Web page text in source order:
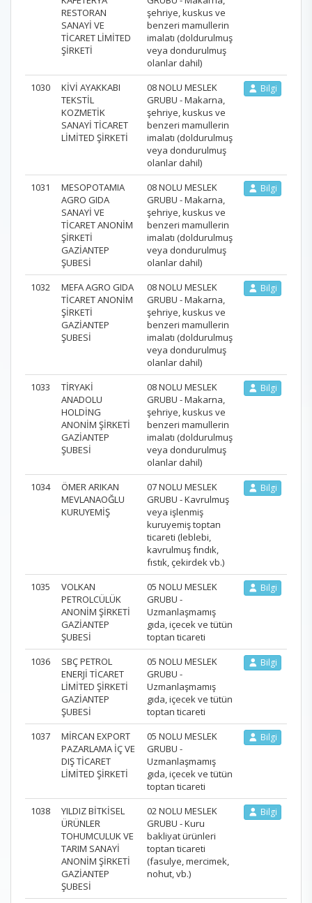
RESTORAN
SANAYİ VE
TİCARET LİMİTED
ŞİRKETİ
şehriye, kuskus ve
benzeri mamullerin
imalatı (doldurulmuş
veya dondurulmuş
olanlar dahil)
1030
KİVİ AYAKKABI
TEKSTİL
KOZMETİK
SANAYİ TİCARET
LİMİTED ŞİRKETİ
08 NOLU MESLEK
GRUBU - Makarna,
şehriye, kuskus ve
benzeri mamullerin
imalatı (doldurulmuş
veya dondurulmuş
olanlar dahil)
Bilgi
1031
MESOPOTAMIA
AGRO GIDA
SANAYİ VE
TİCARET ANONİM
ŞİRKETİ
GAZİANTEP
ŞUBESİ
08 NOLU MESLEK
GRUBU - Makarna,
şehriye, kuskus ve
benzeri mamullerin
imalatı (doldurulmuş
veya dondurulmuş
olanlar dahil)
Bilgi
1032
MEFA AGRO GIDA
TİCARET ANONİM
ŞİRKETİ
GAZİANTEP
ŞUBESİ
08 NOLU MESLEK
GRUBU - Makarna,
şehriye, kuskus ve
benzeri mamullerin
imalatı (doldurulmuş
veya dondurulmuş
olanlar dahil)
Bilgi
1033
TİRYAKİ
ANADOLU
HOLDİNG
ANONİM ŞİRKETİ
GAZİANTEP
ŞUBESİ
08 NOLU MESLEK
GRUBU - Makarna,
şehriye, kuskus ve
benzeri mamullerin
imalatı (doldurulmuş
veya dondurulmuş
olanlar dahil)
Bilgi
1034
ÖMER ARIKAN
MEVLANAOĞLU
KURUYEMİŞ
07 NOLU MESLEK
GRUBU - Kavrulmuş
veya işlenmiş
kuruyemiş toptan
ticareti (leblebi,
kavrulmuş fındık,
fıstık, çekirdek vb.)
Bilgi
1035
VOLKAN
PETROLCÜLÜK
ANONİM ŞİRKETİ
GAZİANTEP
ŞUBESİ
05 NOLU MESLEK
GRUBU -
Uzmanlaşmamış
gıda, içecek ve tütün
toptan ticareti
Bilgi
1036
SBÇ PETROL
ENERJİ TİCARET
LİMİTED ŞİRKETİ
GAZİANTEP
ŞUBESİ
05 NOLU MESLEK
GRUBU -
Uzmanlaşmamış
gıda, içecek ve tütün
toptan ticareti
Bilgi
1037
MİRCAN EXPORT
PAZARLAMA İÇ VE
DIŞ TİCARET
LİMİTED ŞİRKETİ
05 NOLU MESLEK
GRUBU -
Uzmanlaşmamış
gıda, içecek ve tütün
toptan ticareti
Bilgi
1038
YILDIZ BİTKİSEL
ÜRÜNLER
TOHUMCULUK VE
TARIM SANAYİ
ANONİM ŞİRKETİ
GAZİANTEP
ŞUBESİ
02 NOLU MESLEK
GRUBU - Kuru
bakliyat ürünleri
toptan ticareti
(fasulye, mercimek,
nohut, vb.)
Bilgi